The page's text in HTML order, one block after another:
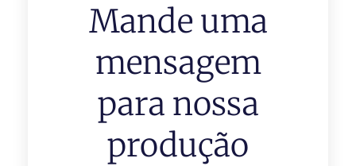
Mande uma
mensagem
para nossa
produção